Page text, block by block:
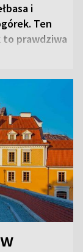
i
Ten
to prawdziwa